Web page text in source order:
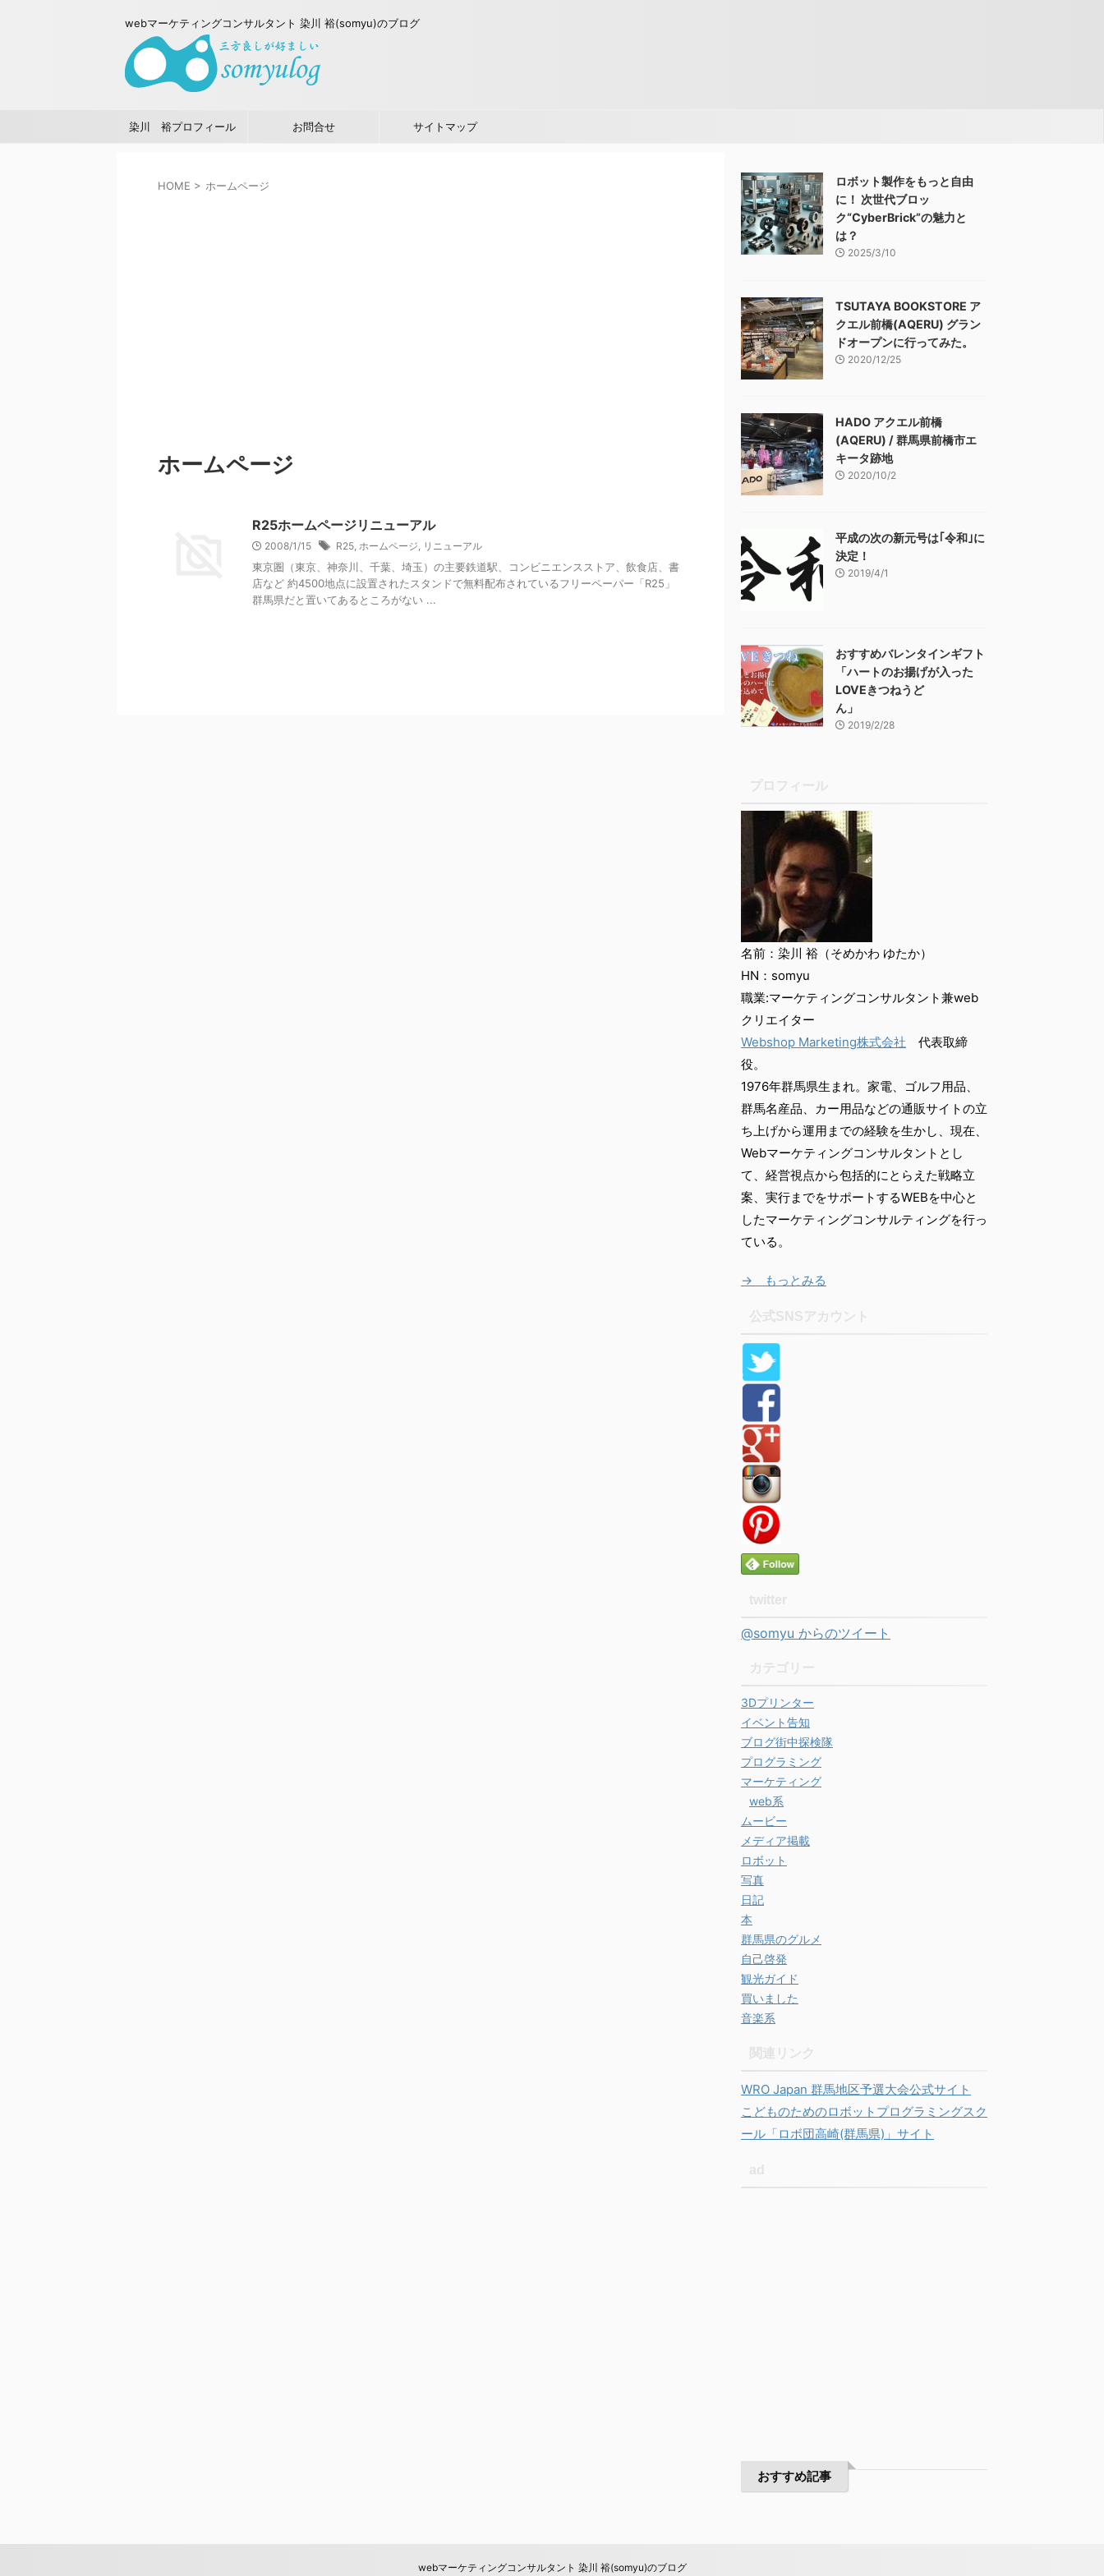
webマーケティングコンサルタント 染川 裕(somyu)のブログ
染川 裕プロフィール お問合せ サイトマップ
HOME > ホームページ
ホームページ
R25ホームページリニューアル
2008/1/15 R25, ホームページ, リニューアル
東京圏（東京、神奈川、千葉、埼玉）の主要鉄道駅、コンビニエンスストア、飲食店、書
店など 約4500地点に設置されたスタンドで無料配布されているフリーペーパー「R25」
群馬県だと置いてあるところがない ...
ロボット製作をもっと自由
に！ 次世代ブロッ
ク“CyberBrick”の魅力と
は？
2025/3/10
TSUTAYA BOOKSTORE ア
クエル前橋(AQERU) グラン
ドオープンに行ってみた。
2020/12/25
HADO アクエル前橋
(AQERU) / 群馬県前橋市エ
キータ跡地
2020/10/2
平成の次の新元号は｢令和｣に
決定！
2019/4/1
おすすめバレンタインギフト
「ハートのお揚げが入った
LOVEきつねうど
ん」
2019/2/28
名前：染川 裕（そめかわ ゆたか）
HN：somyu
職業:マーケティングコンサルタント兼web
クリエイター
Webshop Marketing株式会社 代表取締
役。
1976年群馬県生まれ。家電、ゴルフ用品、
群馬名産品、カー用品などの通販サイトの立
ち上げから運用までの経験を生かし、現在、
Webマーケティングコンサルタントとし
て、経営視点から包括的にとらえた戦略立
案、実行までをサポートするWEBを中心と
したマーケティングコンサルティングを行っ
ている。
→ もっとみる
@somyu からのツイート
3Dプリンター
イベント告知
ブログ街中探検隊
プログラミング
マーケティング
web系
ムービー
メディア掲載
ロボット
写真
日記
本
群馬県のグルメ
自己啓発
観光ガイド
買いました
音楽系
WRO Japan 群馬地区予選大会公式サイト
こどものためのロボットプログラミングスク
ール「ロボ団高崎(群馬県)」サイト
おすすめ記事
webマーケティングコンサルタント 染川 裕(somyu)のブログ